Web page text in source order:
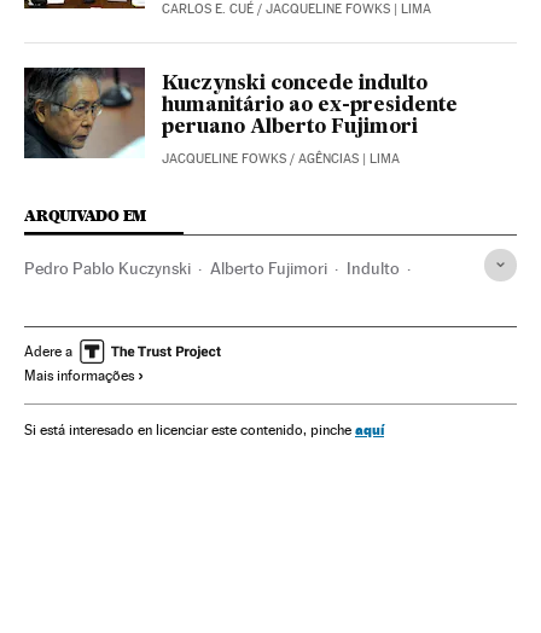
CARLOS E. CUÉ / JACQUELINE FOWKS | LIMA
Kuczynski concede indulto
humanitário ao ex-presidente
peruano Alberto Fujimori
JACQUELINE FOWKS / AGÊNCIAS | LIMA
ARQUIVADO EM
Pedro Pablo Kuczynski Alberto Fujimori Indulto
Fujimorismo Peru Ideologias
América Latina
Adere a
Mais informações
Si está interesado en licenciar este contenido, pinche aquí